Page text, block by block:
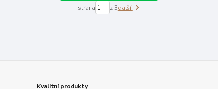
strana z 3další
Kvalitní produkty